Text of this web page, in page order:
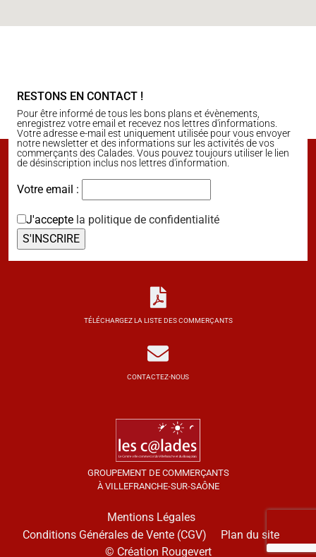
RESTONS EN CONTACT !
Pour être informé de tous les bons plans et évènements,
enregistrez votre email et recevez nos lettres d'informations.
Votre adresse e-mail est uniquement utilisée pour vous envoyer
notre newsletter et des informations sur les activités de vos
commerçants des Calades. Vous pouvez toujours utiliser le lien
de désinscription inclus nos lettres d'information.
Votre email :
J'accepte la politique de confidentialité
TÉLÉCHARGEZ LA LISTE DES COMMERÇANTS
CONTACTEZ-NOUS
GROUPEMENT DE COMMERÇANTS
À VILLEFRANCHE-SUR-SAÔNE
Mentions Légales
Conditions Générales de Vente (CGV)
Plan du site
© Création Rougevert